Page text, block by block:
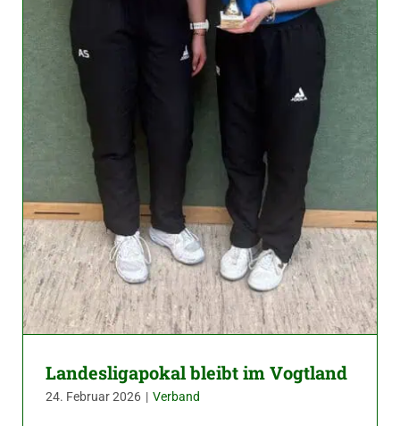
Landesligapokal bleibt im Vogtland
24. Februar 2026 | Verband